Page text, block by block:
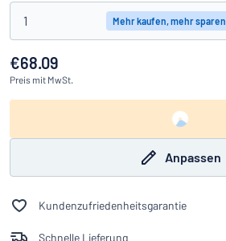
1 Mehr kaufen, mehr sparen
€68.09
Preis mit MwSt.
Anpassen
Kundenzufriedenheitsgarantie
Schnelle Lieferung